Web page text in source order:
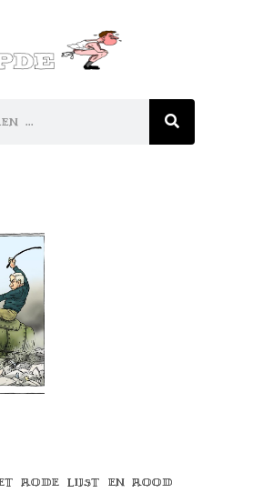
rode lijst en rood